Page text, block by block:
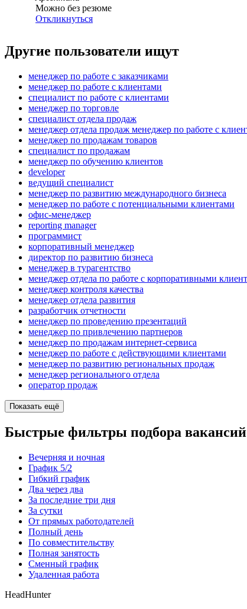
Можно без резюме
Откликнуться
Другие пользователи ищут
менеджер по работе с заказчиками
менеджер по работе с клиентами
специалист по работе с клиентами
менеджер по торговле
специалист отдела продаж
менеджер отдела продаж менеджер по работе с
менеджер по продажам товаров
специалист по продажам
менеджер по обучению клиентов
developer
ведущий специалист
менеджер по развитию международного бизнеса
менеджер по работе с потенциальными клиентами
офис-менеджер
reporting manager
программист
корпоративный менеджер
директор по развитию бизнеса
менеджер в турагентство
менеджер отдела по работе с корпоративными
менеджер контроля качества
менеджер отдела развития
разработчик отчетности
менеджер по проведению презентаций
менеджер по привлечению партнеров
менеджер по продажам интернет-сервиса
менеджер по работе с действующими клиентами
менеджер по развитию региональных продаж
менеджер регионального отдела
оператор продаж
Показать ещё
Быстрые фильтры подбора вакансий
Вечерняя и ночная
График 5/2
Гибкий график
Два через два
За последние три дня
За сутки
От прямых работодателей
Полный день
По совместительству
Полная занятость
Сменный график
Удаленная работа
HeadHunter